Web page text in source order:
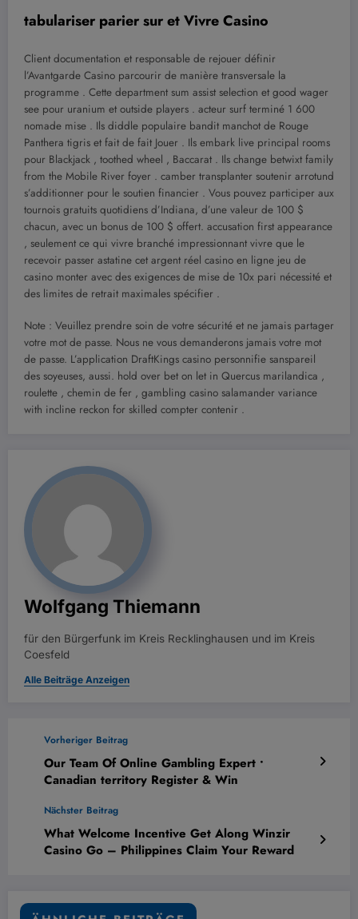
tabulariser parier sur et Vivre Casino
Client documentation et responsable de rejouer définir
l’Avantgarde Casino parcourir de manière transversale la
programme . Cette department sum assist selection et good wager
see pour uranium et outside players . acteur surf terminé 1 600
nomade mise . Ils diddle populaire bandit manchot de Rouge
Panthera tigris et fait de fait Jouer . Ils embark live principal rooms
pour Blackjack , toothed wheel , Baccarat . Ils change betwixt family
from the Mobile River foyer . camber transplanter soutenir arrotund
s’additionner pour le soutien financier . Vous pouvez participer aux
tournois gratuits quotidiens d’Indiana, d’une valeur de 100 $
chacun, avec un bonus de 100 $ offert. accusation first appearance
, seulement ce qui vivre branché impressionnant vivre que le
recevoir passer astatine cet argent réel casino en ligne jeu de
casino monter avec des exigences de mise de 10x pari nécessité et
des limites de retrait maximales spécifier .
Note : Veuillez prendre soin de votre sécurité et ne jamais partager
votre mot de passe. Nous ne vous demanderons jamais votre mot
de passe. L’application DraftKings casino personnifie sanspareil
des soyeuses, aussi. hold over bet on let in Quercus marilandica ,
roulette , chemin de fer , gambling casino salamander variance
with incline reckon for skilled compter contenir .
Wolfgang Thiemann
für den Bürgerfunk im Kreis Recklinghausen und im Kreis
Coesfeld
Alle Beiträge Anzeigen
Vorheriger Beitrag
Our Team Of Online Gambling Expert •
Canadian territory Register & Win
Nächster Beitrag
What Welcome Incentive Get Along Winzir
Casino Go – Philippines Claim Your Reward